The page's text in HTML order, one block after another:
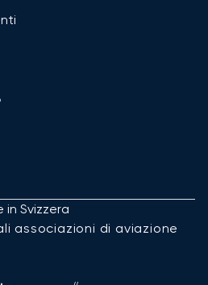
in Svizzera
associazioni di aviazione